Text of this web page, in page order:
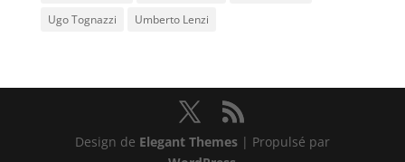
Ugo Tognazzi
Umberto Lenzi
Design de Elegant Themes| Propulsé par